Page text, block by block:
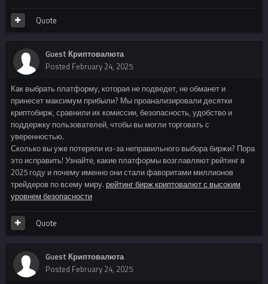
Quote
Guest Криптовалюта
Posted February 24, 2025
Как выбрать платформу, которая не подведет, не обманет и
принесет максимум прибыли? Мы проанализировали десятки
криптобирж, сравнили их комиссии, безопасность, удобство и
поддержку пользователей, чтобы вы могли торговать с
уверенностью.
Сколько вы уже потеряли из-за неправильного выбора биржи? Пора
это исправить! Узнайте, какие платформы возглавляют рейтинг в
2025 году и почему именно они стали фаворитами миллионов
трейдеров по всему миру. рейтинг бирж криптовалют с высоким
уровнем безопасности
Quote
Guest Криптовалюта
Posted February 24, 2025